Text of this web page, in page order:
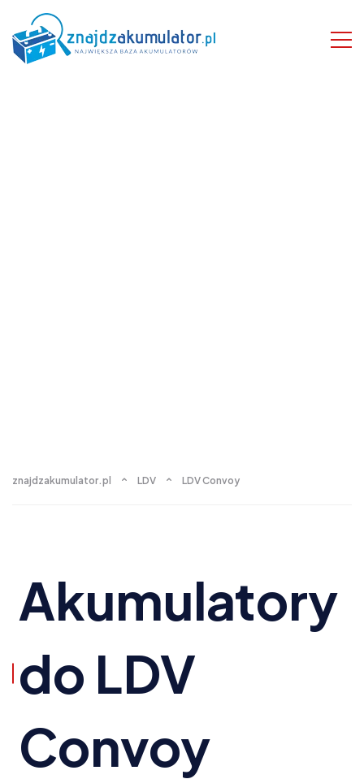
znajdzakumulator.pl LDV LDV Convoy
Akumulatory
do LDV
Convoy